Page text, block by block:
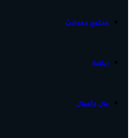
مجتمع وحوادث
رياضة
مال وأعمال